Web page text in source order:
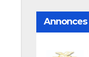
Annonces